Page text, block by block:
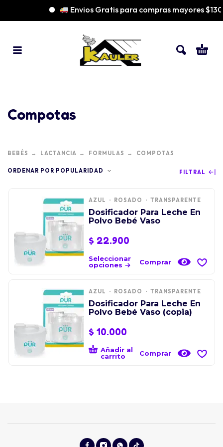
Envios Gratis para compras mayores
Compotas
BEBÉS LACTANCIA FORMULAS COMPOTAS
ORDENAR POR POPULARIDAD FILTRAL
AZUL ROSADO TRANSPARENTE
Dosificador Para Leche En
Polvo Bebé Vaso
$ 22.900
Seleccionar
opciones
Comprar
AZUL ROSADO TRANSPARENTE
Dosificador Para Leche En
Polvo Bebé Vaso (copia)
$ 10.000
Añadir al
carrito
Comprar